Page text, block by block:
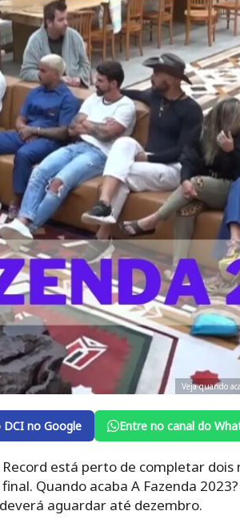
Veja quando
DCI no Google Entre no canal do
está perto de completar dois
Quando acaba A Fazenda
aguardar até dezembro.